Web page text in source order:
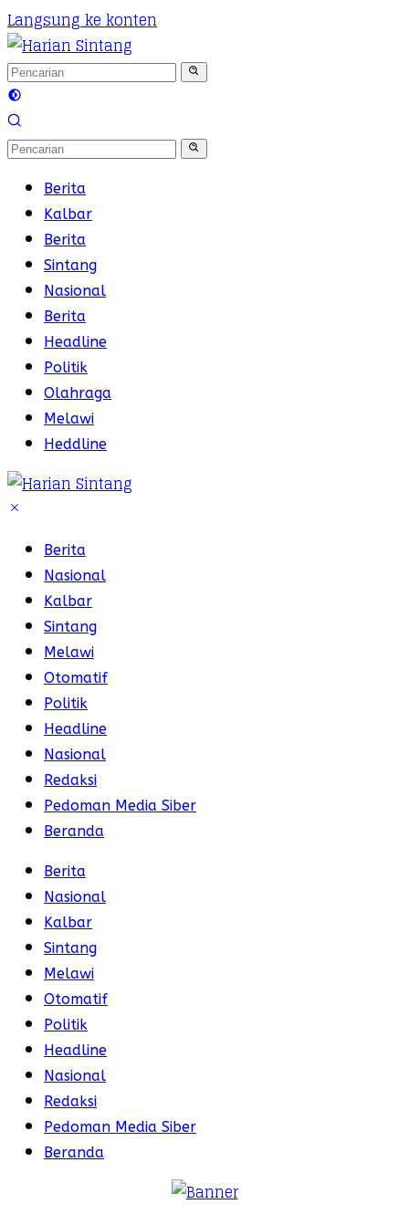
Langsung ke konten
Berita
Kalbar
Berita
Sintang
Nasional
Berita
Headline
Politik
Olahraga
Melawi
Heddline
Berita
Nasional
Kalbar
Sintang
Melawi
Otomatif
Politik
Headline
Nasional
Redaksi
Pedoman Media Siber
Beranda
Berita
Nasional
Kalbar
Sintang
Melawi
Otomatif
Politik
Headline
Nasional
Redaksi
Pedoman Media Siber
Beranda